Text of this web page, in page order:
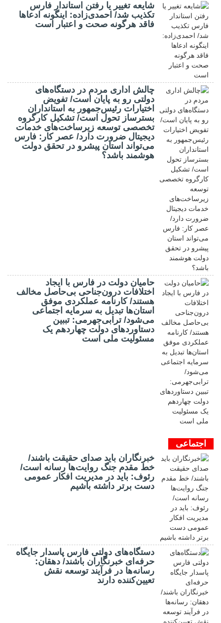
شایعه تغییر یا رفتن استاندار فارس
تکذیب شد/ احمدی‌زاده: اینگونه ادعاها
فاقد هرگونه صحت و اعتبار است
چالش اداری مردم در دستگاه‌های
دولتی رو به پایان است/ تفویض
اختیارات رئیس‌جمهور به استانداران
بسترساز تحول است/ تشکیل کارگروه
تخصصی توسعه زیرساخت‌های خدمات
دیجیتال ضرورت دارد/ عصر کار: فارس
می‌تواند استان پیشرو در تحقق دولت
هوشمند باشد؟
حامیان دولت در فارس با ایجاد
اختلافات درون‌جناحی بی‌حاصل مخالف
هستند/ کارنامه عملکردی موفق
استان‌ها تبدیل به سرمایه اجتماعی
می‌شود/ ترابی‌جهرمی: تببین
دستاوردهای دولت چهاردهم یک
مسئولیت ملی است
اجتماعی
خبرنگاران باید صدای حقیقت باشند/
خط مقدم جنگ روایت‌ها رسانه است/
رئوف: باید در مدیریت افکار عمومی
دست برتر داشته باشیم
دستگاه‌های دولتی فارس پاسدار جایگاه
حرفه‌ای خبرنگاران باشند/ دهقان:
رسانه‌ها در فرآیند توسعه نقش
تعیین‌کننده دارند